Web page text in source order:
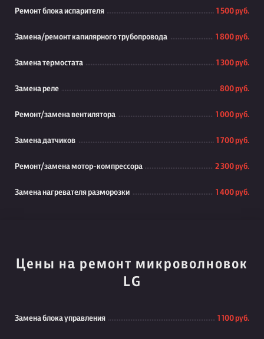
Ремонт блока испарителя 1 500 руб.
Замена/ремонт капилярного трубопровода 1 800 руб.
Замена термостата 1 300 руб.
Замена реле 800 руб.
Ремонт/замена вентилятора 1 000 руб.
Замена датчиков 1 700 руб.
Ремонт/замена мотор-компрессора 2 300 руб.
Замена нагревателя разморозки 1 400 руб.
Цены на ремонт микроволновок
LG
Замена блока управления 1 100 руб.